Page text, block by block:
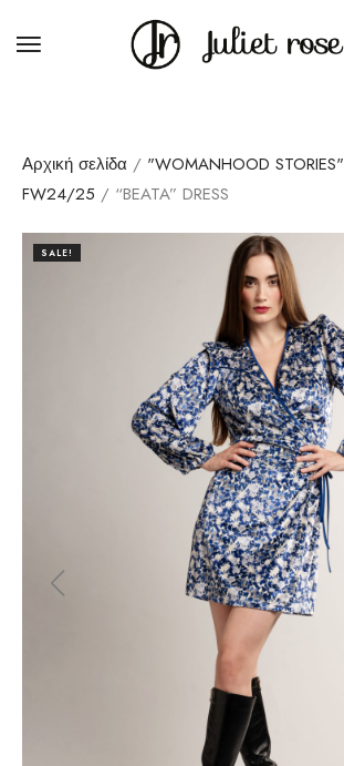
Αρχική σελίδα / "WOMANHOOD STORIES"
FW24/25 / “BEATA” DRESS
SALE!